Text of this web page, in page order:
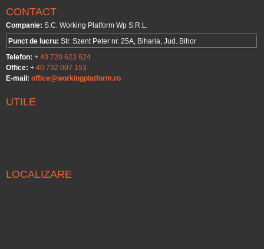
CONTACT
Companie: S.C. Working Platform Wp S.R.L.
Punct de lucru: Str. Szent Peter nr. 25A, Biharia, Jud. Bihor
Telefon: + 40 720 623 624
Office: + 40 732 007 153
E-mail: office@workingplatform.ro
UTILE
LOCALIZARE